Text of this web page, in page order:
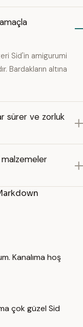
Sid'in amigurumi
Bardakların altına
sürer ve zorluk
malzemeler
Kanalıma hoş
çok güzel Sid